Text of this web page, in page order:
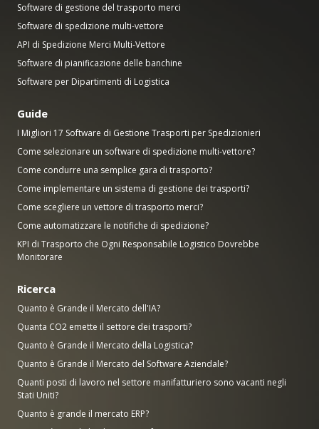
Software di gestione del trasporto merci
Software di spedizione multi-vettore
API di Spedizione Merci Multi-Vettore
Software di pianificazione delle banchine
Software per Dipartimenti di Logistica
Guide
I Migliori 17 Software di Gestione Trasporti per Spedizionieri
Come selezionare un software di spedizione multi-vettore?
Come condurre una semplice gara di trasporto?
Come implementare un sistema di gestione dei trasporti?
Come scegliere un vettore di trasporto merci?
Come automatizzare le notifiche di spedizione?
KPI di Trasporto che Ogni Responsabile Logistico Dovrebbe
Monitorare
Ricerca
Quanto è Grande il Mercato dell'IA?
Quanta CO2 emette il settore dei trasporti?
Quanto è Grande il Mercato della Logistica?
Quanto è Grande il Mercato del Software Aziendale?
Quanti posti di lavoro nel settore manifatturiero sono vacanti negli
Stati Uniti?
Quanto è grande il mercato ERP?